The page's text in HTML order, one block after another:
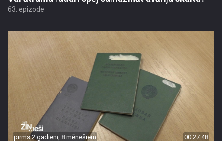
63. epizode
pirms 2 gadiem, 8 mēnešiem 00:27:48